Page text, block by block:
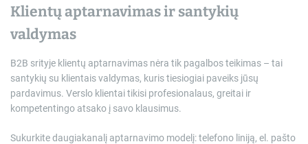
Klientų aptarnavimas ir santykių
valdymas
B2B srityje klientų aptarnavimas nėra tik pagalbos teikimas – tai
santykių su klientais valdymas, kuris tiesiogiai paveiks jūsų
pardavimus. Verslo klientai tikisi profesionalaus, greitai ir
kompetentingo atsako į savo klausimus.
Sukurkite daugiakanalį aptarnavimo modelį: telefono liniją, el. pašto